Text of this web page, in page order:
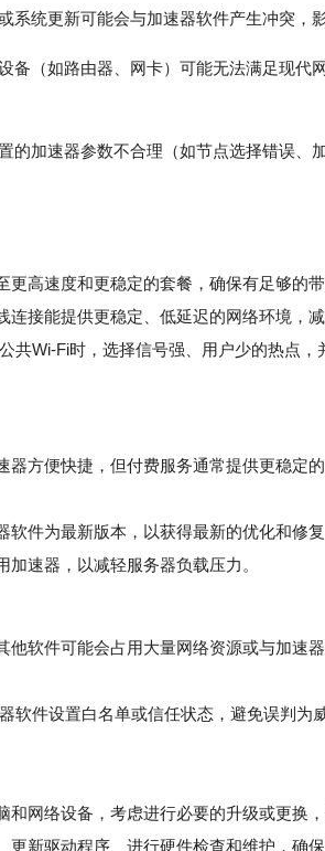
系统更新可能会与加速器软件产生冲突，
备（如路由器、网卡）可能无法满足现代
的加速器参数不合理（如节点选择错误、
速度和更稳定的套餐，确保有足够的带
能提供更稳定、低延迟的网络环境，减
Wi-Fi时，选择信号强、用户少的热点，
便快捷，但付费服务通常提供更稳定
为最新版本，以获得最新的优化和修复
速器，以减轻服务器负载压力。
件可能会占用大量网络资源或与加速
件设置白名单或信任状态，避免误判为威
络设备，考虑进行必要的升级或更换，
驱动程序、进行硬件检查和维护，确保